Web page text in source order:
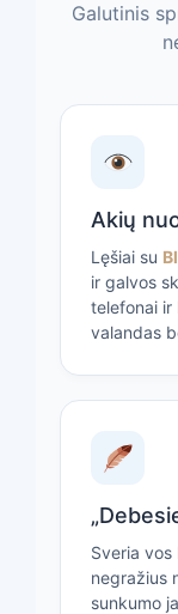
Galutinis
Akių
Lęšiai su
ir galvos
telefonai ir
valandas
Sveria vos
negražius
sunkumo